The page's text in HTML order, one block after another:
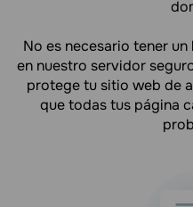
No es necesario tener
en nuestro servidor
protege tu sitio web de
que todas tus página